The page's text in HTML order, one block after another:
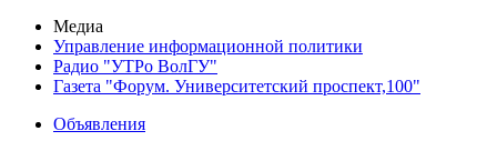
Медиа
Управление информационной политики
Радио "УТРо ВолГУ"
Газета "Форум. Университетский проспект,100"
Объявления